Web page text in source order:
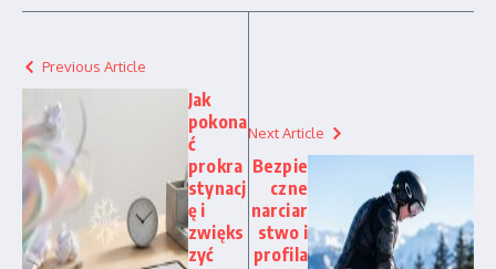
Previous Article
Jak
pokona
ć
prokra
stynacj
ę i
zwięks
zyć
Next Article
Bezpie
czne
narciar
stwo i
profila